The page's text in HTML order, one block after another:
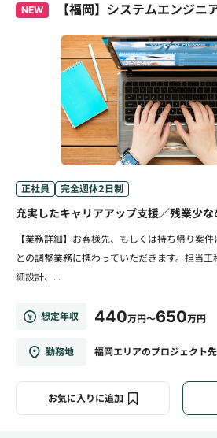
NEW 【福岡】システムエンジニ
正社員 完全週休2日制
充実したキャリアアップ支援／残業少
【業務詳細】お客様先、もしくは持ち帰り案
との調整業務に携わっていただきます。担当
細設計、...
想定年収 440万円～650万円
勤務地 福岡エリアのプロジェクト先
お気に入りに追加